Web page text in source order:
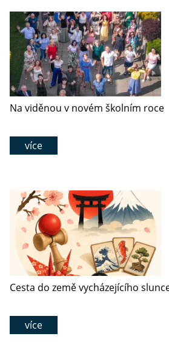
Na viděnou v novém školním roce
více
Cesta do země vycházejícího
více